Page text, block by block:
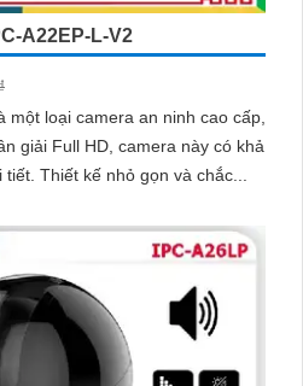
A22EP-L-V2
một loại camera an ninh cao cấp,
năng quan sát rõ nét và chi tiết. Thiết kế nhỏ gọn và chắc...